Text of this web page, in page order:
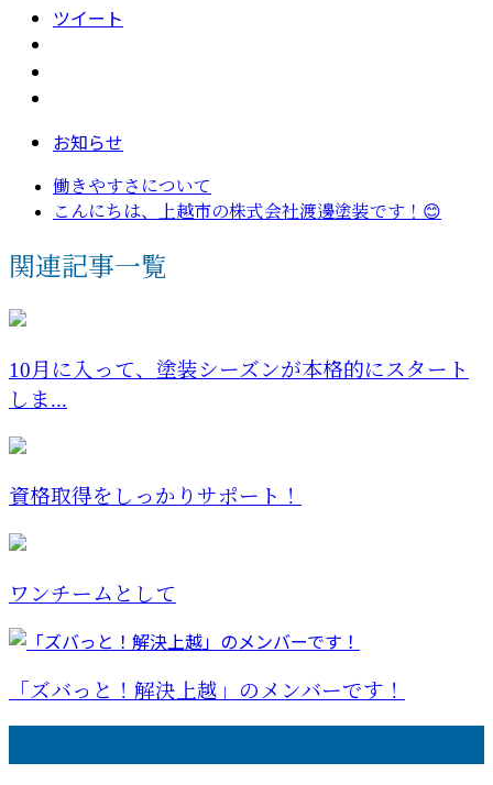
ツイート
お知らせ
働きやすさについて
こんにちは、上越市の株式会社渡邊塗装です！😊
関連記事一覧
10月に入って、塗装シーズンが本格的にスタート
しま...
資格取得をしっかりサポート！
ワンチームとして
「ズバっと！解決上越」のメンバーです！